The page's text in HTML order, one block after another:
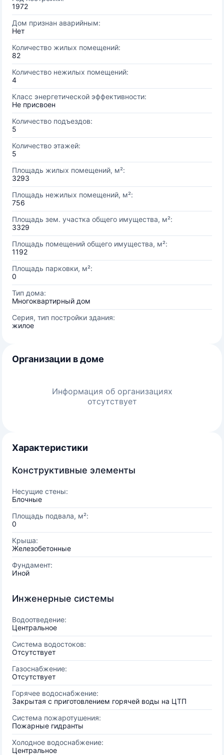
1972
Дом признан аварийным:
Нет
Количество жилых помещений:
82
Количество нежилых помещений:
4
Класс энергетической эффективности:
Не присвоен
Количество подъездов:
5
Количество этажей:
5
Площадь жилых помещений, м²:
3293
Площадь нежилых помещений, м²:
756
Площадь зем. участка общего имущества, м²:
3329
Площадь помещений общего имущества, м²:
1192
Площадь парковки, м²:
0
Тип дома:
Многоквартирный дом
Серия, тип постройки здания:
жилое
Организации в доме
Информация об организациях
отсутствует
Характеристики
Конструктивные элементы
Несущие стены:
Блочные
Площадь подвала, м²:
0
Крыша:
Железобетонные
Фундамент:
Иной
Инженерные системы
Водоотведение:
Центральное
Система водостоков:
Отсутствует
Газоснабжение:
Отсутствует
Горячее водоснабжение:
Закрытая с приготовлением горячей воды на ЦТП
Система пожаротушения:
Пожарные гидранты
Холодное водоснабжение:
Центральное